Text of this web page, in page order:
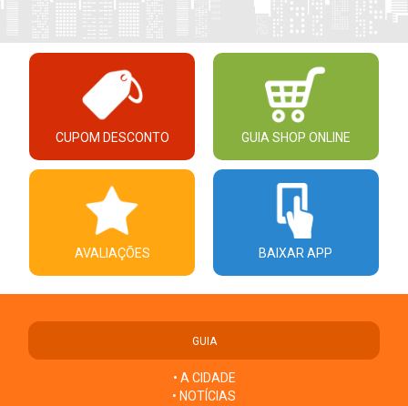
CUPOM DESCONTO GUIA SHOP ONLINE
AVALIAÇÕES BAIXAR APP
GUIA
• A CIDADE
• NOTÍCIAS